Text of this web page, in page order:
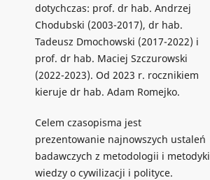
dotychczas: prof. dr hab. Andrzej
Chodubski (2003-2017), dr hab.
Tadeusz Dmochowski (2017-2022) i
prof. dr hab. Maciej Szczurowski
(2022-2023). Od 2023 r. rocznikiem
kieruje dr hab. Adam Romejko.
Celem czasopisma jest
prezentowanie najnowszych ustaleń
badawczych z metodologii i metodyki
wiedzy o cywilizacji i polityce.